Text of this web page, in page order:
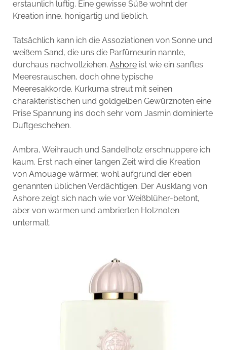
erstaunlich luftig. Eine gewisse Süße wohnt der
Kreation inne, honigartig und lieblich.
Tatsächlich kann ich die Assoziationen von Sonne und
weißem Sand, die uns die Parfümeurin nannte,
durchaus nachvollziehen. Ashoreist wie ein sanftes
Meeresrauschen, doch ohne typische
Meeresakkorde. Kurkuma streut mit seinen
charakteristischen und goldgelben Gewürznoten eine
Prise Spannung ins doch sehr vom Jasmin dominierte
Duftgeschehen.
Ambra, Weihrauch und Sandelholz erschnuppere ich
kaum. Erst nach einer langen Zeit wird die Kreation
von Amouage wärmer, wohl aufgrund der eben
genannten üblichen Verdächtigen. Der Ausklang von
Ashore zeigt sich nach wie vor Weißblüher-betont,
aber von warmen und ambrierten Holznoten
untermalt.